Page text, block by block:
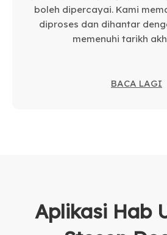
boleh dipercayai. Kami
diproses dan dihantar
memenuhi tarikh
BACA LAGI
Aplikasi Hab